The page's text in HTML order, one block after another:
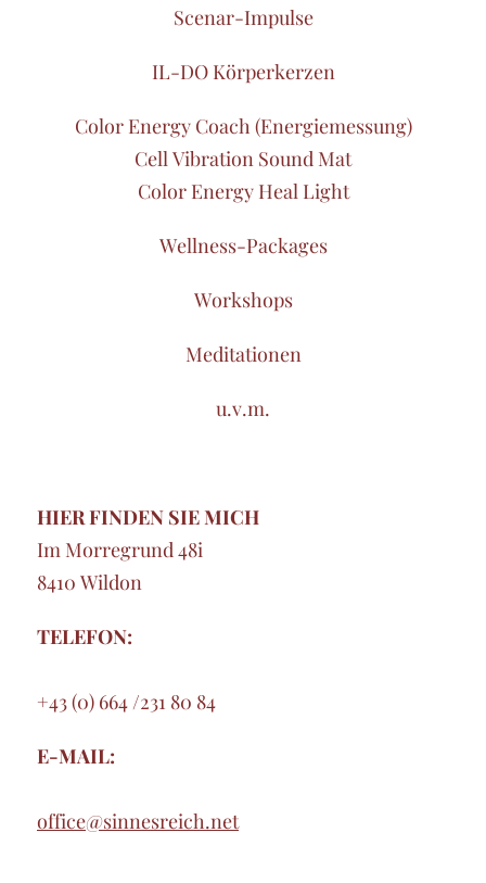
Scenar-Impulse
IL-DO Körperkerzen
Color Energy Coach (Energiemessung)
Cell Vibration Sound Mat
Color Energy Heal Light
Wellness-Packages
Workshops
Meditationen
u.v.m.
HIER FINDEN SIE MICH
Im Morregrund 48i
8410 Wildon
TELEFON:
+43 (0) 664 /231 80 84
E-MAIL:
office@sinnesreich.net